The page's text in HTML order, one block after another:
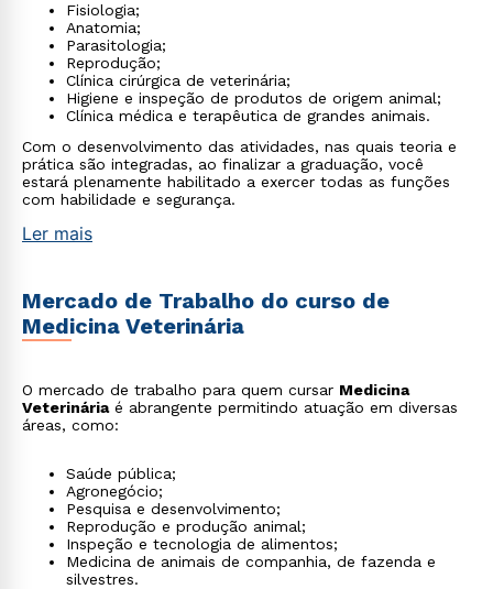
Fisiologia;
Anatomia;
Parasitologia;
Reprodução;
Clínica cirúrgica de veterinária;
Higiene e inspeção de produtos de origem animal;
Clínica médica e terapêutica de grandes animais.
Com o desenvolvimento das atividades, nas quais teoria e
prática são integradas, ao finalizar a graduação, você
estará plenamente habilitado a exercer todas as funções
com habilidade e segurança.
Ler mais
Mercado de Trabalho do curso de
Medicina Veterinária
O mercado de trabalho para quem cursar Medicina
Veterináriaé abrangente permitindo atuação em diversas
áreas, como:
Saúde pública;
Agronegócio;
Pesquisa e desenvolvimento;
Reprodução e produção animal;
Inspeção e tecnologia de alimentos;
Medicina de animais de companhia, de fazenda e
silvestres.